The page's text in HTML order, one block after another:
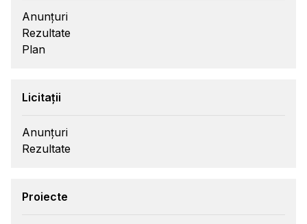
Anunțuri
Rezultate
Plan
Licitații
Anunțuri
Rezultate
Proiecte